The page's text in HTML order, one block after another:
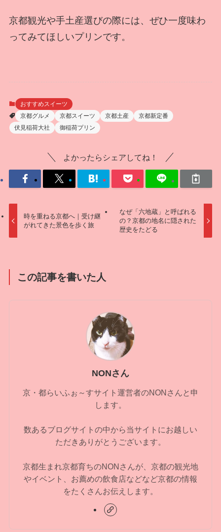
京都観光や手土産選びの際には、ぜひ一度味わ
ってみてほしいプリンです。
おすすめスイーツ
京都グルメ
京都スイーツ 京都土産
京都新定番
伏見稲荷大社
御稲荷プリン
よかったらシェアしてね！
時を重ねる京都へ｜受け継
がれてきた景色を歩く旅
なぜ「六地蔵」と呼ばれる
の？京都の地名に隠された
歴史をたどる
この記事を書いた人
NONさん
京・都らいふぉ～すサイト運営者のNONさんと申
します。
数あるブログサイトの中から当サイトにお越しい
ただきありがとうございます。
京都生まれ京都育ちのNONさんが、京都の観光地
やイベント、お薦めの飲食店などなど京都の情報
をたくさんお伝えします。